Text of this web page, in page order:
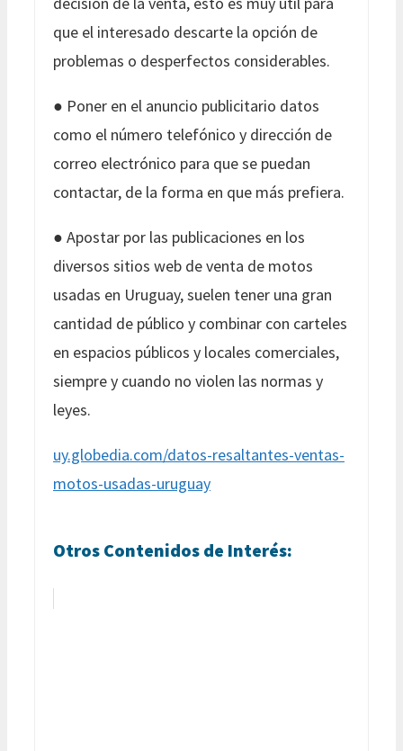
que el interesado descarte la opción de
problemas o desperfectos considerables.
● Poner en el anuncio publicitario datos
como el número telefónico y dirección de
correo electrónico para que se puedan
contactar, de la forma en que más prefiera.
● Apostar por las publicaciones en los
diversos sitios web de venta de motos
usadas en Uruguay, suelen tener una gran
cantidad de público y combinar con carteles
en espacios públicos y locales comerciales,
siempre y cuando no violen las normas y
leyes.
uy.globedia.com/datos-resaltantes-ventas-
motos-usadas-uruguay
Otros Contenidos de Interés: